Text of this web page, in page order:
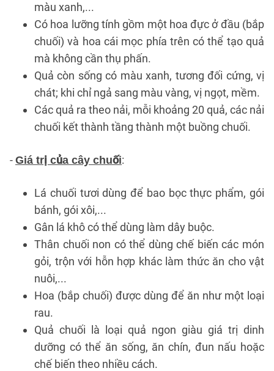
màu xanh,...
Có hoa lưỡng tính gồm một hoa đực ở đầu (bắp
chuối) và hoa cái mọc phía trên có thể tạo quả
mà không cần thụ phấn.
Quả còn sống có màu xanh, tương đối cứng, vị
chát; khi chỉ ngả sang màu vàng, vị ngọt, mềm.
Các quả ra theo nải, mỗi khoảng 20 quả, các nải
chuối kết thành tầng thành một buồng chuối.
- Giá trị của cây chuối:
Lá chuối tươi dùng để bao bọc thực phẩm, gói
bánh, gói xôi,...
Gân lá khô có thể dùng làm dây buộc.
Thân chuối non có thể dùng chế biến các món
gỏi, trộn với hỗn hợp khác làm thức ăn cho vật
nuôi,...
Hoa (bắp chuối) được dùng để ăn như một loại
rau.
Quả chuối là loại quả ngon giàu giá trị dinh
dưỡng có thể ăn sống, ăn chín, đun nấu hoặc
chế biến theo nhiều cách.